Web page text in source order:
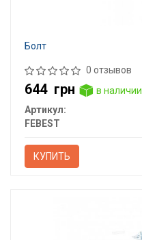
Болт
0 отзывов
644 грн
в наличии
Артикул:
FEBEST
КУПИТЬ